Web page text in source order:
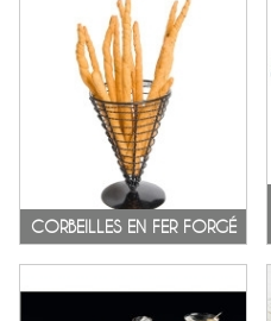
CORBEILLES EN FER FORGÉ